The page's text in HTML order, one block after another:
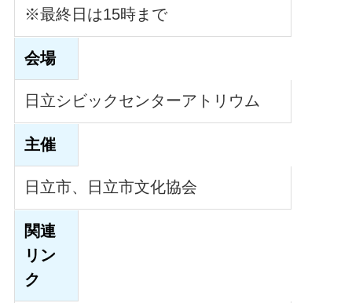
※最終日は15時まで
会場
日立シビックセンターアトリウム
主催
日立市、日立市文化協会
関連
リン
ク